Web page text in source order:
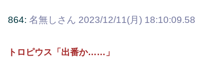
864: 名無しさん 2023/12/11(月) 18:10:09.58
トロピウス「出番か……」